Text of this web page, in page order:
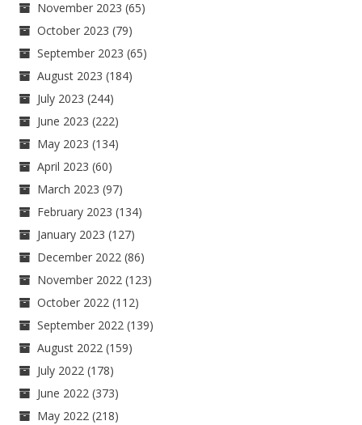
November 2023 (65)
October 2023 (79)
September 2023 (65)
August 2023 (184)
July 2023 (244)
June 2023 (222)
May 2023 (134)
April 2023 (60)
March 2023 (97)
February 2023 (134)
January 2023 (127)
December 2022 (86)
November 2022 (123)
October 2022 (112)
September 2022 (139)
August 2022 (159)
July 2022 (178)
June 2022 (373)
May 2022 (218)